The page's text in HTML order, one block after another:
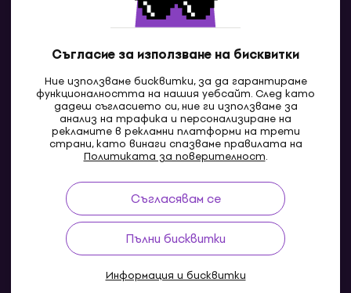
Съгласие за използване на бисквитки
Ние използваме бисквитки, за да гарантираме
функционалността на нашия уебсайт. След като
дадеш съгласието си, ние ги използваме за
анализ на трафика и персонализиране на
рекламите в рекламни платформи на трети
страни, като винаги спазваме правилата на
Политиката за поверителност.
Съгласявам се
Пълни бисквитки
Информация и бисквитки
BG
Pazaruvaj - Надежден помощник за покупки